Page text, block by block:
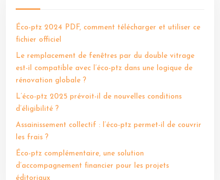
Éco-ptz 2024 PDF, comment télécharger et utiliser ce
fichier officiel
Le remplacement de fenêtres par du double vitrage
est-il compatible avec l’éco-ptz dans une logique de
rénovation globale ?
L’éco-ptz 2025 prévoit-il de nouvelles conditions
d’éligibilité ?
Assainissement collectif : l’éco-ptz permet-il de couvrir
les frais ?
Éco-ptz complémentaire, une solution
d’accompagnement financier pour les projets
éditoriaux